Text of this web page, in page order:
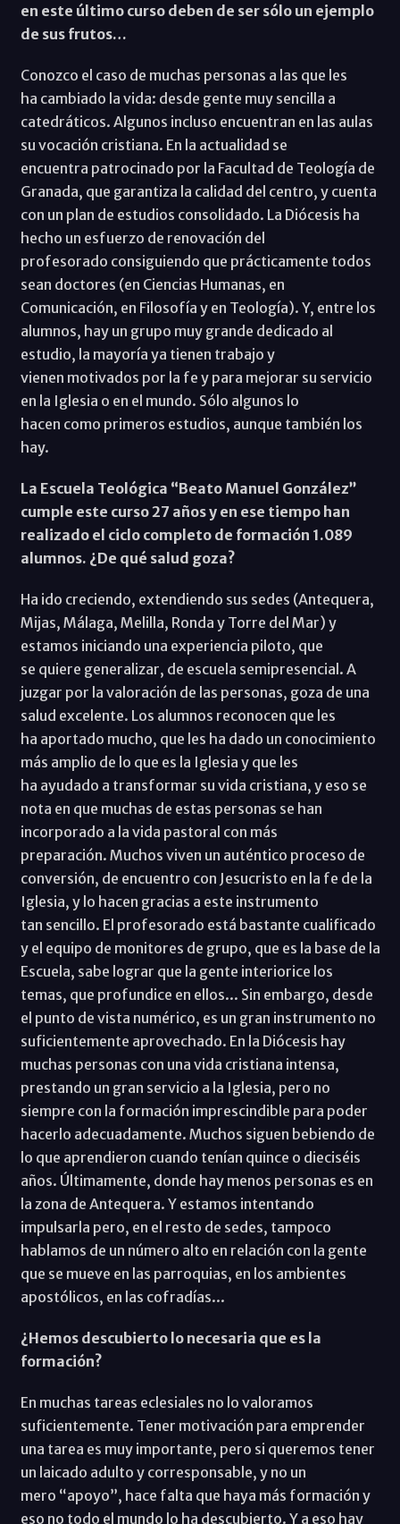
en este último curso deben de ser sólo un ejemplo
de sus frutos…
Conozco el caso de muchas personas a las que les
ha cambiado la vida: desde gente muy sencilla a
catedráticos. Algunos incluso encuentran en las aulas
su vocación cristiana. En la actualidad se
encuentra patrocinado por la Facultad de Teología de
Granada, que garantiza la calidad del centro, y cuenta
con un plan de estudios consolidado. La Diócesis ha
hecho un esfuerzo de renovación del
profesorado consiguiendo que prácticamente todos
sean doctores (en Ciencias Humanas, en
Comunicación, en Filosofía y en Teología). Y, entre los
alumnos, hay un grupo muy grande dedicado al
estudio, la mayoría ya tienen trabajo y
vienen motivados por la fe y para mejorar su servicio
en la Iglesia o en el mundo. Sólo algunos lo
hacen como primeros estudios, aunque también los
hay.
La Escuela Teológica “Beato Manuel González”
cumple este curso 27 años y en ese tiempo han
realizado el ciclo completo de formación 1.089
alumnos. ¿De qué salud goza?
Ha ido creciendo, extendiendo sus sedes (Antequera,
Mijas, Málaga, Melilla, Ronda y Torre del Mar) y
estamos iniciando una experiencia piloto, que
se quiere generalizar, de escuela semipresencial. A
juzgar por la valoración de las personas, goza de una
salud excelente. Los alumnos reconocen que les
ha aportado mucho, que les ha dado un conocimiento
más amplio de lo que es la Iglesia y que les
ha ayudado a transformar su vida cristiana, y eso se
nota en que muchas de estas personas se han
incorporado a la vida pastoral con más
preparación. Muchos viven un auténtico proceso de
conversión, de encuentro con Jesucristo en la fe de la
Iglesia, y lo hacen gracias a este instrumento
tan sencillo. El profesorado está bastante cualificado
y el equipo de monitores de grupo, que es la base de la
Escuela, sabe lograr que la gente interiorice los
temas, que profundice en ellos... Sin embargo, desde
el punto de vista numérico, es un gran instrumento no
suficientemente aprovechado. En la Diócesis hay
muchas personas con una vida cristiana intensa,
prestando un gran servicio a la Iglesia, pero no
siempre con la formación imprescindible para poder
hacerlo adecuadamente. Muchos siguen bebiendo de
lo que aprendieron cuando tenían quince o dieciséis
años. Últimamente, donde hay menos personas es en
la zona de Antequera. Y estamos intentando
impulsarla pero, en el resto de sedes, tampoco
hablamos de un número alto en relación con la gente
que se mueve en las parroquias, en los ambientes
apostólicos, en las cofradías...
¿Hemos descubierto lo necesaria que es la
formación?
En muchas tareas eclesiales no lo valoramos
suficientemente. Tener motivación para emprender
una tarea es muy importante, pero si queremos tener
un laicado adulto y corresponsable, y no un
mero “apoyo”, hace falta que haya más formación y
eso no todo el mundo lo ha descubierto. Y a eso hay